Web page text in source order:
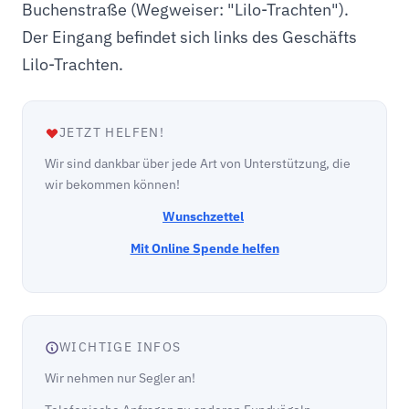
Buchenstraße (Wegweiser: "Lilo-Trachten").
Der Eingang befindet sich links des Geschäfts
Lilo-Trachten.
JETZT HELFEN!
Wir sind dankbar über jede Art von Unterstützung, die
wir bekommen können!
Wunschzettel
Mit Online Spende helfen
WICHTIGE INFOS
Wir nehmen nur Segler an!